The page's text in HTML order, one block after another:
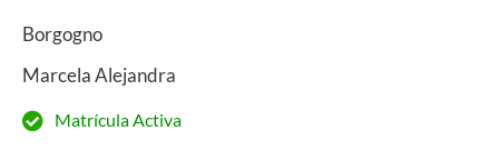
Borgogno
Marcela Alejandra
Matrícula Activa